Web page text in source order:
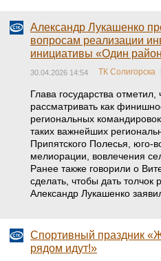
Александр Лукашенко
вопросам реализации
инициативы «Один
30.04.2026 14:54 ТК Солигорска
Глава государства
рассматривать как
региональных
таких важнейших
Припятского Полесья, юго-
мелиорации, вовлечения
Ранее также говорили о
сделать, чтобы дать толчок
Александр Лукашенко
Спортивный праздник
рядом идут!»